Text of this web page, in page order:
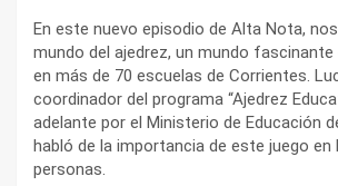
En este nuevo episodio de Alta Nota,
mundo del ajedrez, un mundo
en más de 70 escuelas de Corrientes.
coordinador del programa “Ajedrez
adelante por el Ministerio de Educación
habló de la importancia de este juego en
personas.